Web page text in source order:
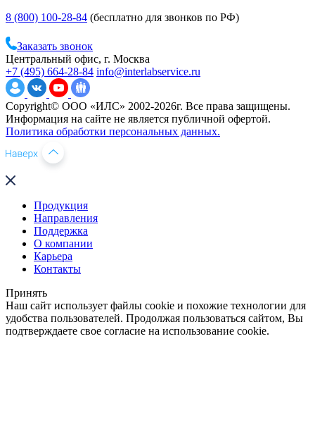
8 (800) 100-28-84 (бесплатно для звонков по РФ)
Заказать звонок
Центральный офис, г. Москва
+7 (495) 664-28-84 info@interlabservice.ru
Copyright© ООО «ИЛС» 2002-2026г. Все права защищены.
Информация на сайте не является публичной офертой.
Политика обработки персональных данных.
Продукция
Направления
Поддержка
О компании
Карьера
Контакты
Принять
Наш сайт использует файлы cookie и похожие технологии для
удобства пользователей. Продолжая пользоваться сайтом, Вы
подтверждаете свое согласие на использование cookie.